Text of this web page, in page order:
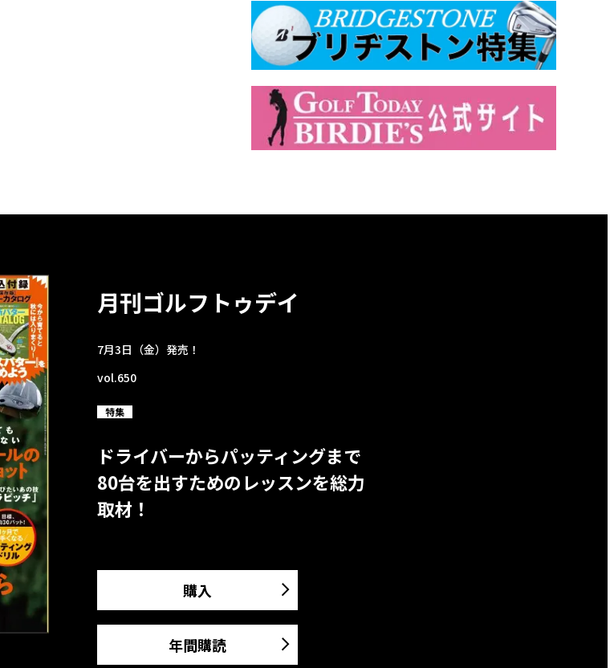
月刊ゴルフトゥデイ
7月3日（金）発売！
vol.650
特集
ドライバーからパッティングまで
80台を出すためのレッスンを総力
取材！
購入
年間購読